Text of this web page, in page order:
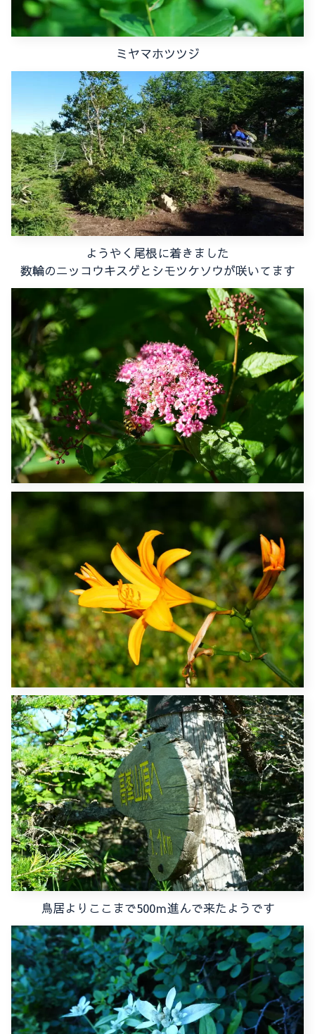
ミヤマホツツジ
ようやく尾根に着きました
数輪のニッコウキスゲとシモツケソウが咲いてます
鳥居よりここまで500ｍ進んで来たようです